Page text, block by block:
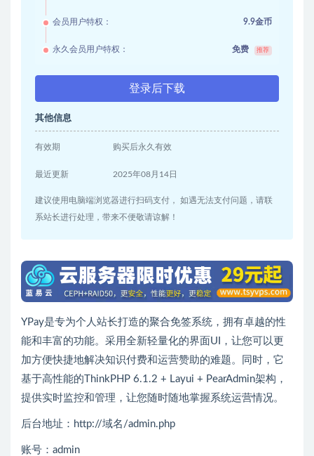
会员用户特权： 9.9金币
永久会员用户特权： 免费 推荐
登录后下载
其他信息
有效期 购买后永久有效
最近更新 2025年08月14日
建议使用电脑端浏览器进行扫码支付， 如遇无法支付问题，请联
系站长进行处理，带来不便敬请谅解！
YPay是专为个人站长打造的聚合免签系统，拥有卓越的性
能和丰富的功能。采用全新轻量化的界面UI，让您可以更
加方便快捷地解决知识付费和运营赞助的难题。同时，它
基于高性能的ThinkPHP 6.1.2 + Layui + PearAdmin架构，
提供实时监控和管理，让您随时随地掌握系统运营情况。
后台地址：http://域名/admin.php
账号：admin